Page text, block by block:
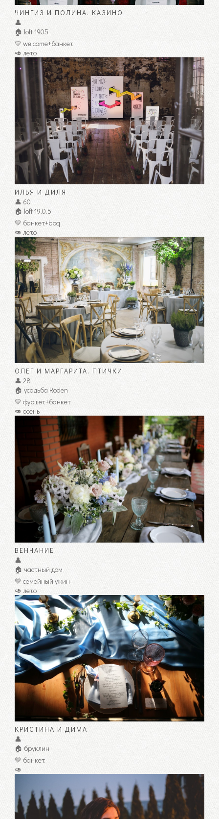
ЧИНГИЗ И ПОЛИНА. КАЗИНО
👤
🏠 loft 1905
💛 welcome+банкет
🥑 лето
ИЛЬЯ И ДИЛЯ
👤 60
🏠 loft 19.0.5
💛 банкет+bbq
🥑 лето
ОЛЕГ И МАРГАРИТА. ПТИЧКИ
👤 28
🏠 усадьба Roden
💛 фуршет+банкет
🥑 осень
ВЕНЧАНИЕ
👤
🏠 частный дом
💛 семейный ужин
🥑 лето
КРИСТИНА И ДИМА
👤
🏠 бруклин
💛 банкет
🥑